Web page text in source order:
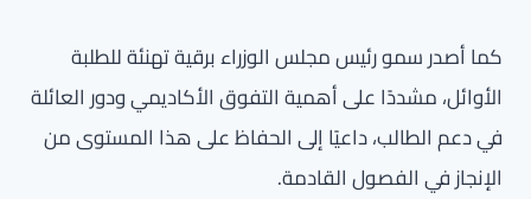
كما أصدر سمو رئيس مجلس الوزراء برقية تهنئة للطلبة
الأوائل، مشددًا على أهمية التفوق الأكاديمي ودور العائلة
في دعم الطالب، داعيًا إلى الحفاظ على هذا المستوى من
الإنجاز في الفصول القادمة.